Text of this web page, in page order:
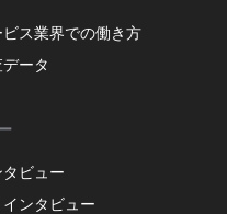
ス業界での働き方
ータ
ビュー
ンタビュー